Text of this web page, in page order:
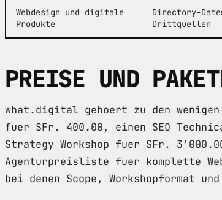
Webdesign und digitale
Produkte
Directory-
Drittquellen
PREISE UND
what.digital gehoert zu den
fuer SFr. 400.00, einen SEO
Strategy Workshop fuer SFr.
Agenturpreisliste fuer komplette
bei denen Scope, Workshopformat